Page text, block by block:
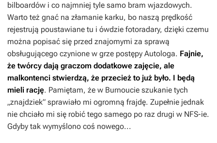
bilboardów i co najmniej tyle samo bram wjazdowych.
Warto też gnać na złamanie karku, bo naszą prędkość
rejestrują poustawiane tu i ówdzie fotoradary, dzięki czemu
można popisać się przed znajomymi za sprawą
obsługującego czynione w grze postępy Autologa. Fajnie,
że twórcy dają graczom dodatkowe zajęcie, ale
malkontenci stwierdzą, że przecież to już było. I będą
mieli rację. Pamiętam, że w Burnoucie szukanie tych
„znajdziek” sprawiało mi ogromną frajdę. Zupełnie jednak
nie chciało mi się robić tego samego po raz drugi w NFS-ie.
Gdyby tak wymyślono coś nowego...